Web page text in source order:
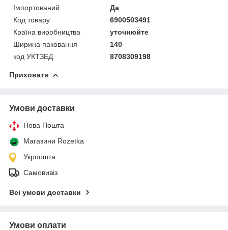
Імпортований
Да
Код товару
6900503491
Країна виробництва
уточнюйте
Ширина паковання
140
код УКТЗЕД
8708309198
Приховати
Умови доставки
Нова Пошта
Магазини Rozetka
Укрпошта
Самовивіз
Всі умови доставки
Умови оплати